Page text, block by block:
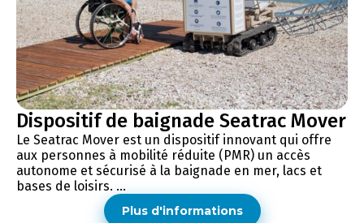
Dispositif de baignade Seatrac Mover
Le Seatrac Mover est un dispositif innovant qui offre
aux personnes à mobilité réduite (PMR) un accès
autonome et sécurisé à la baignade en mer, lacs et
bases de loisirs. ...
Plus d'informations